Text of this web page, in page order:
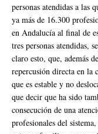
personas atendidas a las
ya más de 16.300
en Andalucía al final de
tres personas atendidas,
claro esto, que, además
repercusión directa en la
que es estable y no
que decir que ha sido
consecución de una
profesionales del